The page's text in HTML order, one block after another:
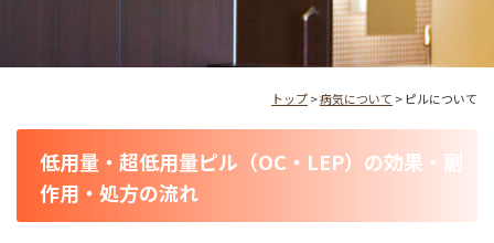
トップ>病気について > ピルについて
低用量・超低用量ピル（OC・LEP）の効果・副
作用・処方の流れ